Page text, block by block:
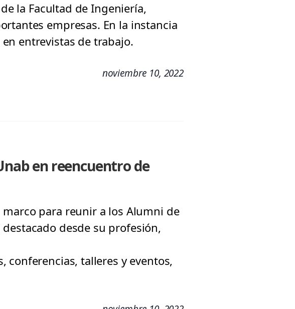
la Facultad de Ingeniería,
empresas. En la instancia
entrevistas de trabajo.
noviembre 10, 2022
en reencuentro de
para reunir a los Alumni de
desde su profesión,
conferencias, talleres y eventos,